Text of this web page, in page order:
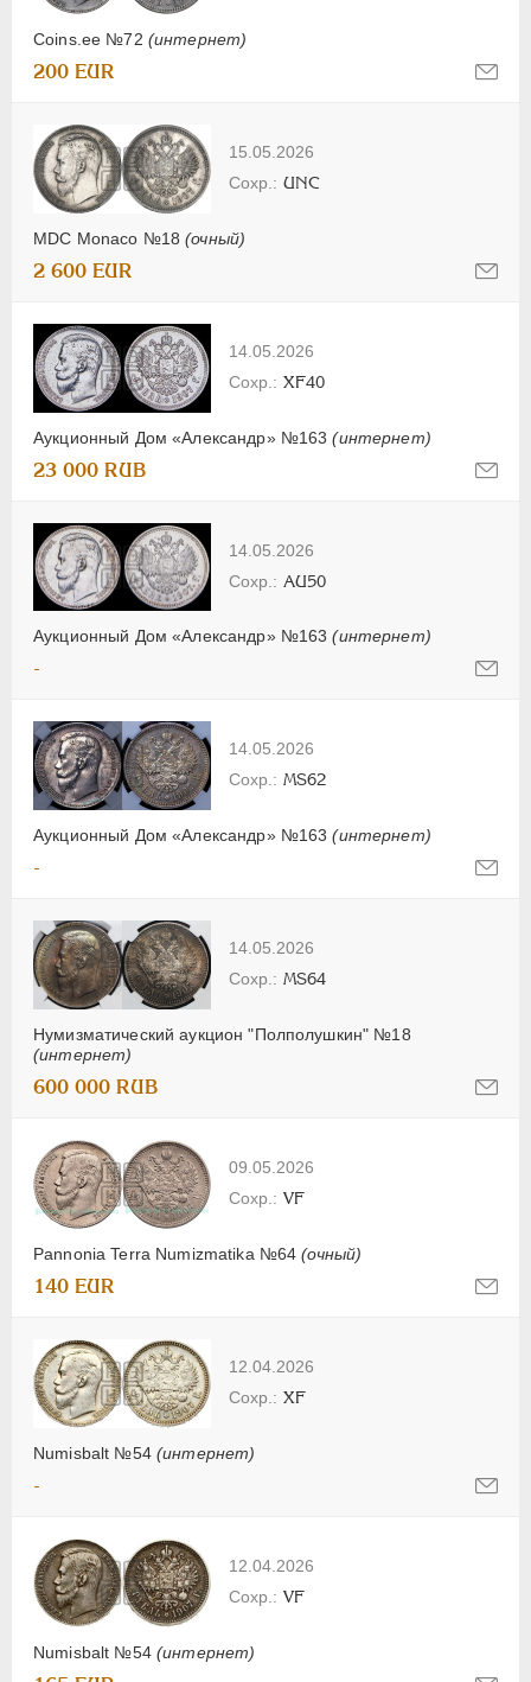
Coins.ee №72 (интернет)
200 EUR
15.05.2026
MDC Monaco №18(очный)
UNC
2 600 EUR
14.05.2026
Аукционный Дом «Александр» №163(интернет)
XF40
23 000 RUB
14.05.2026
Аукционный Дом «Александр» №163(интернет)
AU50
-
14.05.2026
Аукционный Дом «Александр» №163(интернет)
MS62
-
14.05.2026
Нумизматический аукцион "Полполушкин" №18
(интернет)
MS64
600 000 RUB
09.05.2026
Pannonia Terra Numizmatika №64(очный)
VF
140 EUR
12.04.2026
Numisbalt №54 (интернет)
XF
-
12.04.2026
Numisbalt №54 (интернет)
VF